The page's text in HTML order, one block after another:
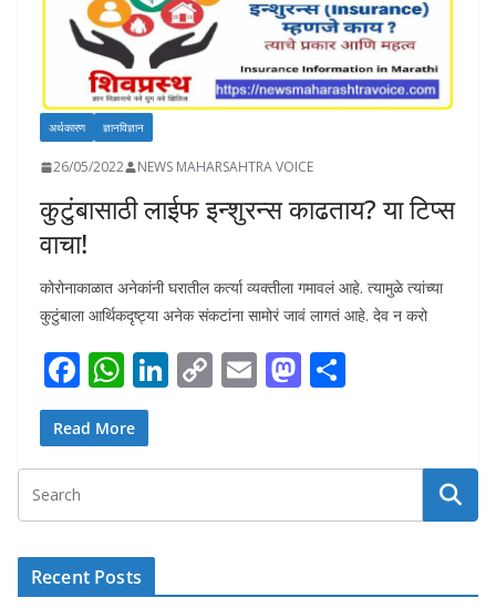
अर्थकारण ज्ञानविज्ञान
26/05/2022 NEWS MAHARSAHTRA VOICE
कुटुंबासाठी लाईफ इन्शुरन्स काढताय? या टिप्स
वाचा!
कोरोनाकाळात अनेकांनी घरातील कर्त्या व्यक्तीला गमावलं आहे. त्यामुळे त्यांच्या
कुटुंबाला आर्थिकदृष्ट्या अनेक संकटांना सामोरं जावं लागतं आहे. देव न करो
F
ac
e
b
o
o
k
W
h
at
s
A
p
p
Li
e
dI
C
y
Li
k
E
l
M
d
o
e
Read More
Recent Posts